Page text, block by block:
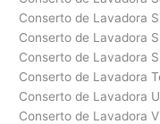
Conserto de Lavadora
Conserto de Lavadora
Conserto de Lavadora
Conserto de Lavadora
Conserto de Lavadora
Conserto de Lavadora